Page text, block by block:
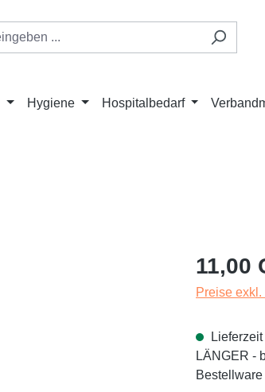
Hygiene Hospitalbedarf
Regulärer
11,00
Preise
LÄNGER -